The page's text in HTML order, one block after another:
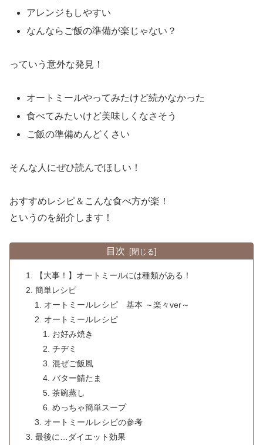
アレンジもしやすい
なんならご飯の準備が楽じゃない？
っていう意外な発見！
オートミールやってみたけど続かなかった
食べてみたいけど美味しくなさそう
ご飯の準備めんどくさい
そんな人にぜひ読んでほしい！
おすすめレシピ＆こんな食べ方が楽！
というのを紹介します！
目次
【大事！】オートミールには種類がある！
簡単レシピ
オートミールレシピ 基本 ～楽々ver～
オートミールレシピ
お好み焼き
チヂミ
混ぜご飯風
バター鯖たま
茶碗蒸し
めっちゃ簡単スープ
オートミールレシピの参考
最後に…ダイエット効果